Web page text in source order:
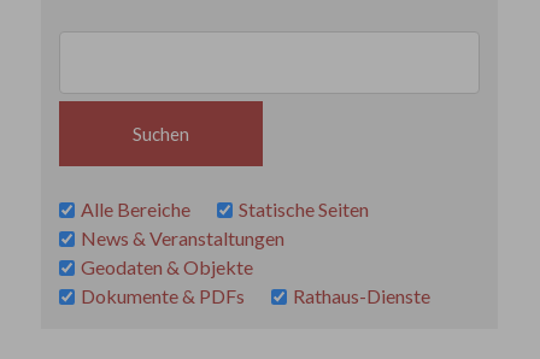
Alle Bereiche
Statische Seiten
News & Veranstaltungen
Geodaten & Objekte
Dokumente & PDFs
Rathaus-Dienste